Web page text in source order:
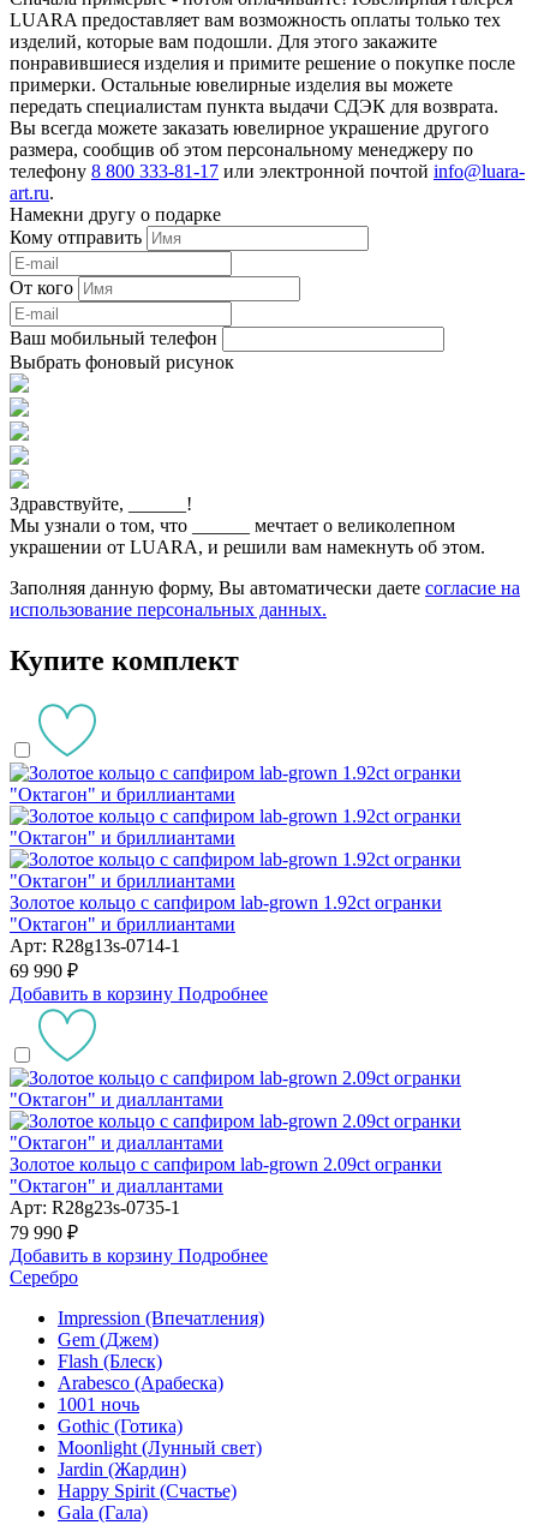
LUARA предоставляет вам возможность оплаты только тех
изделий, которые вам подошли. Для этого закажите
понравившиеся изделия и примите решение о покупке после
примерки. Остальные ювелирные изделия вы можете
передать специалистам пункта выдачи СДЭК для возврата.
Вы всегда можете заказать ювелирное украшение другого
размера, сообщив об этом персональному менеджеру по
телефону 8 800 333-81-17 или электронной почтой info@luara-
art.ru.
Намекни другу о подарке
Кому отправить
От кого
Ваш мобильный телефон
Выбрать фоновый рисунок
Здравствуйте,
!
Мы узнали о том, что
мечтает о великолепном
украшении от LUARA, и решили вам намекнуть об этом.
Заполняя данную форму, Вы автоматически даете согласие на
использование персональных данных.
Купите комплект
Золотое кольцо с сапфиром lab-grown 1.92ct огранки
"Октагон" и бриллиантами
Арт: R28g13s-0714-1
69 990 ₽
Добавить в корзину Подробнее
Золотое кольцо с сапфиром lab-grown 2.09ct огранки
"Октагон" и диаллантами
Арт: R28g23s-0735-1
79 990 ₽
Добавить в корзину Подробнее
Серебро
Impression (Впечатления)
Gem (Джем)
Flash (Блеск)
Arabesco (Арабеска)
1001 ночь
Gothic (Готика)
Moonlight (Лунный свет)
Jardin (Жардин)
Happy Spirit (Счастье)
Gala (Гала)